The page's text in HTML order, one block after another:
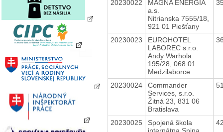
20230022
MAGNA ENERGIA
a.s.
Nitrianska 7555/18,
921 01 Piešťany
20230023
EUROHOTEL
LABOREC s.r.o.
Andy Warhola
195/28, 068 01
Medzilaborce
20230024
Commander
Services, s.r.o.
Žitná 23, 831 06
Bratislava
20230025
Spojená škola